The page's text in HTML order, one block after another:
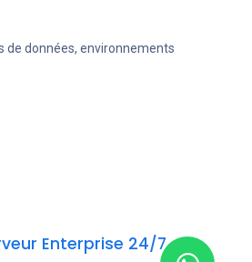
de données, environnements
Enterprise 24/7